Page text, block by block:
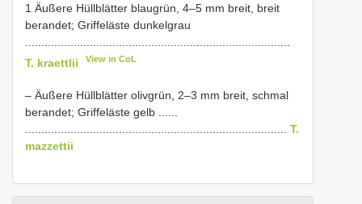
1 Äußere Hüllblätter blaugrün, 4–5 mm breit, breit
berandet; Griffeläste dunkelgrau
T. kraettlii
View in CoL
– Äußere Hüllblätter olivgrün, 2–3 mm breit, schmal
berandet; Griffeläste gelb ......
................................................................................. T.
mazzettii